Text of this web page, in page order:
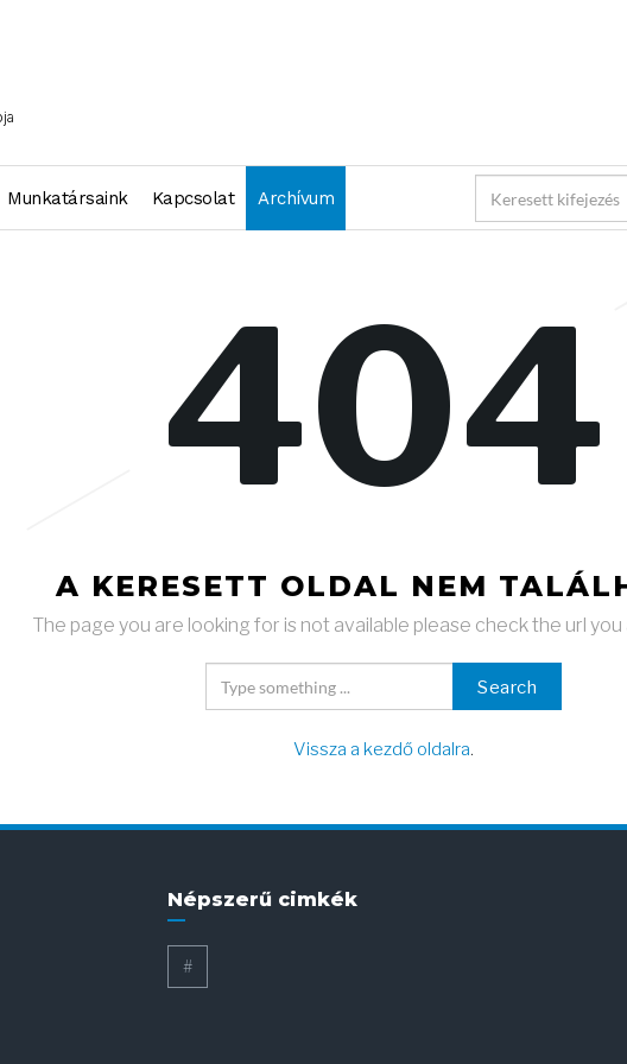
Munkatársaink Kapcsolat Archívum
404
A KERESETT OLDAL NEM
The page you are looking for is not available please check the url
Search
Vissza a kezdő oldalra.
Népszerű cimkék
#